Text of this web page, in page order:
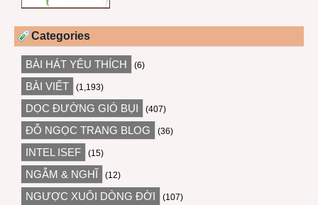
Categories
BÀI HÁT YÊU THÍCH (6)
BÀI VIẾT (1,193)
DỌC ĐƯỜNG GIÓ BỤI (407)
ĐỖ NGỌC TRANG BLOG (36)
INTEL ISEF (15)
NGẪM & NGHĨ (12)
NGƯỢC XUÔI DÒNG ĐỜI (107)